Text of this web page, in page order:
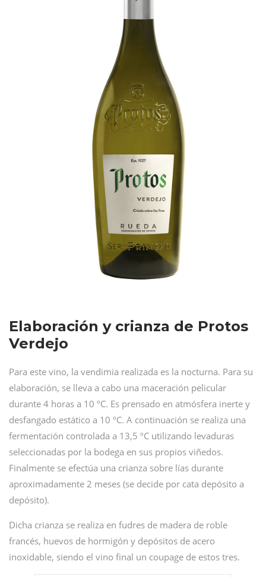
Elaboración y crianza de Protos
Verdejo
Para este vino, la vendimia realizada es la nocturna. Para su
elaboración, se lleva a cabo una maceración pelicular
durante 4 horas a 10 ºC. Es prensado en atmósfera inerte y
desfangado estático a 10 ºC. A continuación se realiza una
fermentación controlada a 13,5 ºC utilizando levaduras
seleccionadas por la bodega en sus propios viñedos.
Finalmente se efectúa una crianza sobre lías durante
aproximadamente 2 meses (se decide por cata depósito a
depósito).
Dicha crianza se realiza en fudres de madera de roble
francés, huevos de hormigón y depósitos de acero
inoxidable, siendo el vino final un coupage de estos tres.